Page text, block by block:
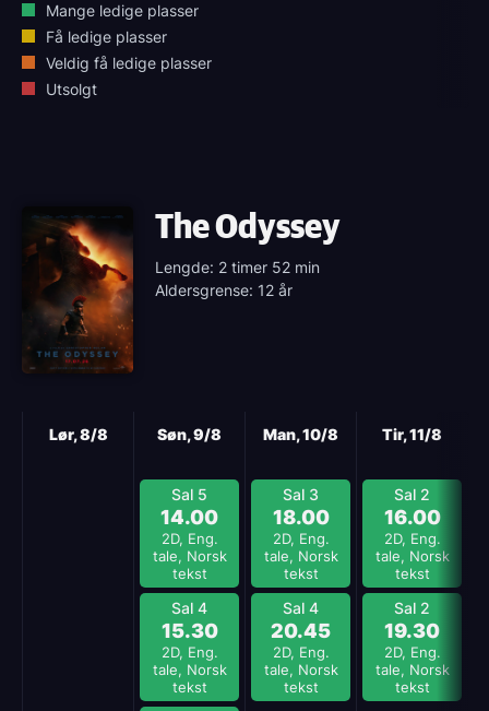
Mange ledige plasser
Få ledige plasser
Veldig få ledige plasser
Utsolgt
The Odyssey
Lengde: 2 timer 52 min
Aldersgrense: 12 år
Lør, 8/8 Søn, 9/8
Sal 5
14.00
2D, Eng.
tale, Norsk
tekst
Sal 4
15.30
2D, Eng.
tale, Norsk
tekst
Man, 10/8
Sal 3
18.00
2D, Eng.
tale, Norsk
tekst
Sal 4
20.45
2D, Eng.
tale, Norsk
tekst
Tir, 11/8
Sal 2
16.00
2D, Eng.
tale, Norsk
tekst
Sal 2
19.30
2D, Eng.
tale, Norsk
tekst